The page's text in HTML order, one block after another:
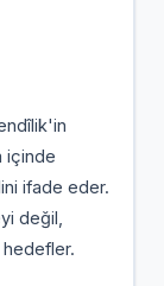
içinde
ifade eder.
değil,